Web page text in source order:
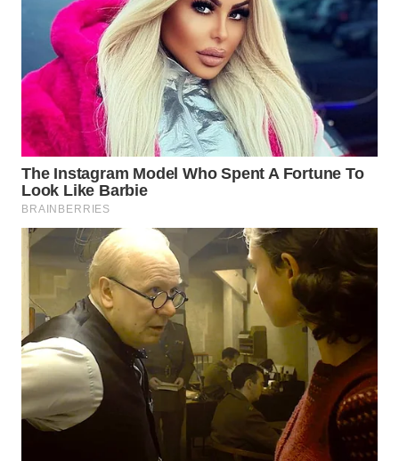
LISTRIK
WAHANA
TRAVEL
WAHANA
TV
WAHANANEWS
ID
WAHANANEWS
CO ID
WAHANANEWS
NET
WAHANA
SPORT